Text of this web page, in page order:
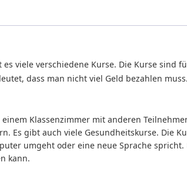
viele verschiedene Kurse. Die Kurse sind
dass man nicht viel Geld bezahlen
Klassenzimmer mit anderen
Es gibt auch viele Gesundheitskurse. Die
umgeht oder eine neue Sprache
kann.